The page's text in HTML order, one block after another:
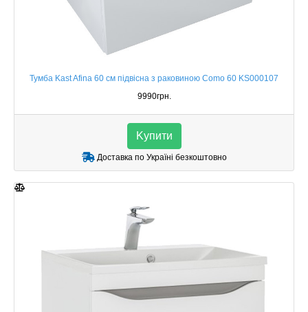
Тумба Kast Afina 60 см підвісна з раковиною Como 60 KS000107
9990грн.
Kупити
Доставка по Україні безкоштовно